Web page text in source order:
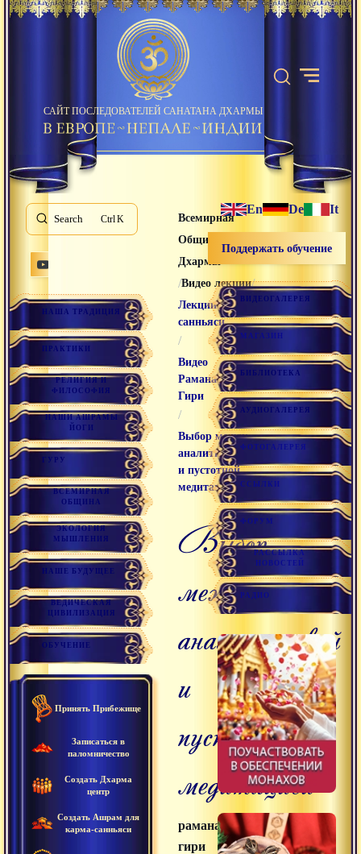
САЙТ ПОСЛЕДОВАТЕЛЕЙ САНАТАНА ДХАРМЫ
Search K
НАША ТРАДИЦИЯ
ПРАКТИКИ
РЕЛИГИЯ И
ФИЛОСОФИЯ
НАШИ АШРАМЫ
ЙОГИ
ГУРУ
ВСЕМИРНАЯ
ОБЩИНА
ЭКОЛОГИЯ
МЫШЛЕНИЯ
НАШЕ БУДУЩЕЕ
ВЕДИЧЕСКАЯ
ЦИВИЛИЗАЦИЯ
ОБУЧЕНИЕ
Принять Прибежище
Записаться в
паломничество
Создать Дхарма
центр
Создать Ашрам для
карма-санньяси
Всемирная
Община Санатана
Дхармы
/Видео лекции/
Лекции
санньяси
/
Видео
Раманатха
Гири
/
Выбор между
аналитической
и пустотной
медитацией
выбор
между
аналитической
и
пустотной
медитацией
раманатха
гири
En De It
Поддержать обучение
ВИДЕОГАЛЕРЕЯ
МАГАЗИН
БИБЛИОТЕКА
АУДИОГАЛЕРЕЯ
ФОТОГАЛЕРЕЯ
ССЫЛКИ
ФОРУМ
РАССЫЛКА
НОВОСТЕЙ
РАДИО